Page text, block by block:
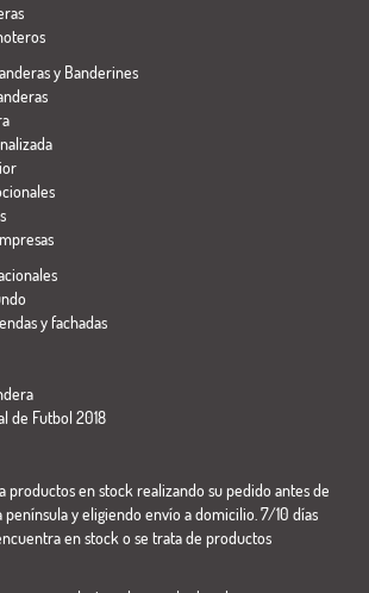
y Banderines
y fachadas
de Futbol 2018
productos en stock realizando su pedido antes de
península y eligiendo envío a domicilio. 7/10 días
en stock o se trata de productos